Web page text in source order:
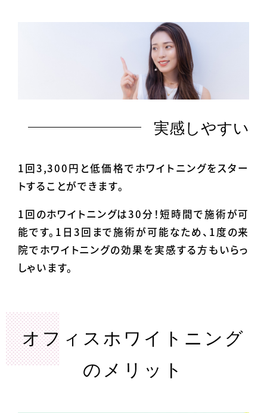
実感しやすい
1回3,300円と低価格でホワイトニングをスター
トすることができます。
1回のホワイトニングは30分！短時間で施術が可
能です。1日3回まで施術が可能なため、1度の来
院でホワイトニングの効果を実感する方もいらっ
しゃいます。
オフィスホワイトニング
のメリット